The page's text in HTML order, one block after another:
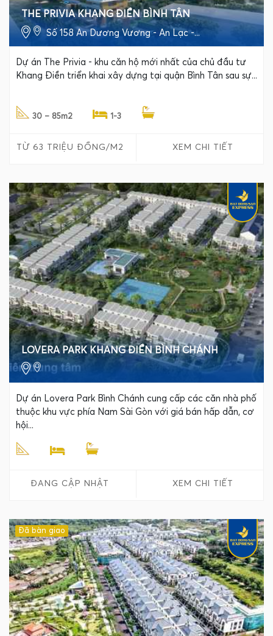
THE PRIVIA KHANG ĐIỀN BÌNH TÂN
Số 158 An Dương Vương - An Lạc -...
Dự án The Privia - khu căn hộ mới nhất của chủ đầu tư
Khang Điền triển khai xây dựng tại quận Bình Tân sau sự...
30 – 85m2 1-3
TỪ 63 TRIỆU ĐỒNG/M2 XEM CHI TIẾT
LOVERA PARK KHANG ĐIỀN BÌNH CHÁNH
Dự án Lovera Park Bình Chánh cung cấp các căn nhà phố
thuộc khu vực phía Nam Sài Gòn với giá bán hấp dẫn, cơ
hội...
ĐANG CẬP NHẬT XEM CHI TIẾT
Đã bàn giao